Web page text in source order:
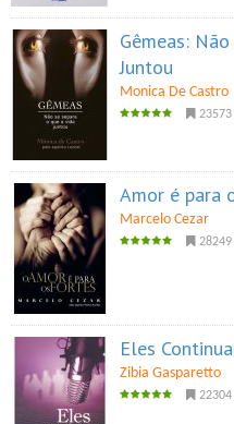
Gêmeas:
Juntou
Monica De Castro
23573
Amor é para
Marcelo Cezar
28249
Eles
Zibia Gasparetto
22304